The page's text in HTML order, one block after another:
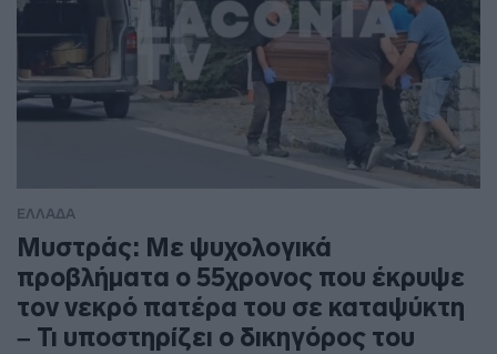
ΕΛΛΑΔΑ
Μυστράς: Με ψυχολογικά
προβλήματα ο 55χρονος που έκρυψε
τον νεκρό πατέρα του σε καταψύκτη
– Τι υποστηρίζει ο δικηγόρος του